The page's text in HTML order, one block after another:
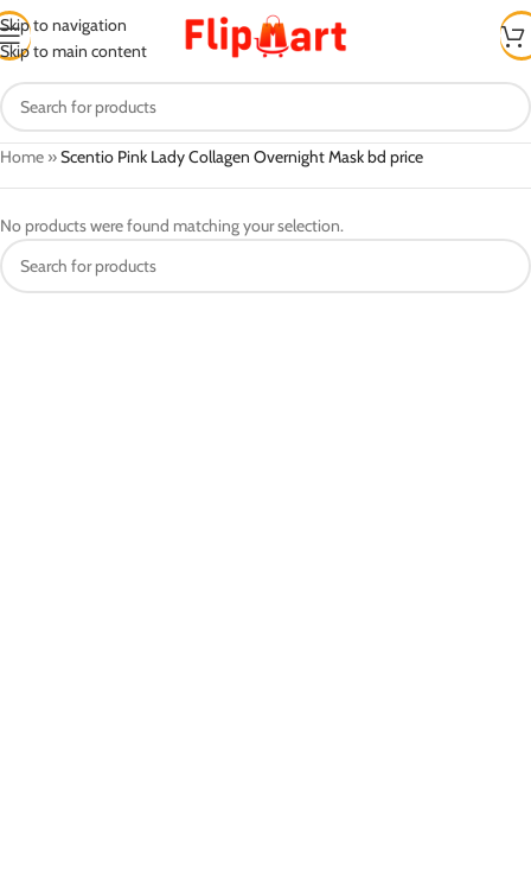
Skip to navigation
Skip to main content
Home »Scentio Pink Lady Collagen Overnight Mask bd price
No products were found matching your selection.